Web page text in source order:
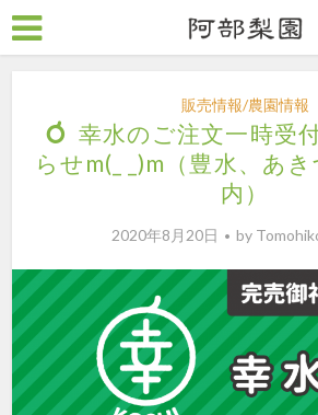
販売情報/農園情報
幸水のご注文一時受
らせm(_ _)m（豊水、あ
内）
2020年8月20日 by